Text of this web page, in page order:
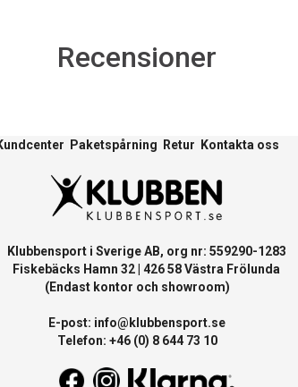
Recensioner
Paketspårning Retur Kontakta oss
i Sverige AB, org nr: 559290-1283
Fiskebäcks Hamn 32 | 426 58 Västra Frölunda
(Endast kontor och showroom)
E-post: info@klubbensport.se
Telefon: +46 (0) 8 644 73 10